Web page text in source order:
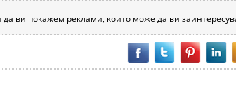
ви покажем реклами, които може да ви